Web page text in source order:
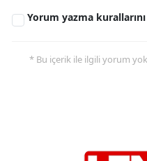
Yorum yazma kurallarını
* Bu içerik ile ilgili yorum